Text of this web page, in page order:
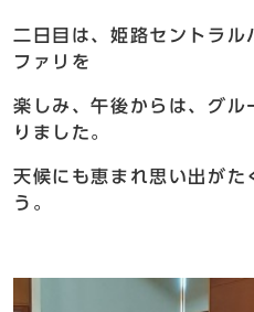
二日目は、姫路セントラル
ファリを
楽しみ、午後からは、グル
りました。
天候にも恵まれ思い出がた
う。